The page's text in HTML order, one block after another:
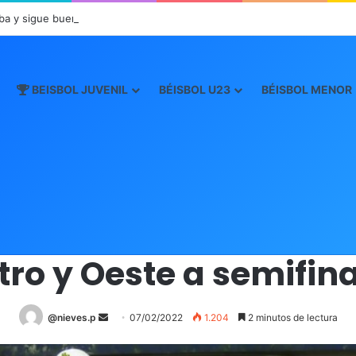
y sigue buen paso en JCDC
BEISBOL JUVENIL BÉISBOL U23 BÉISBOL MENOR
y Oeste a
@nieves.p
S
07/02/2022 1.204 2 minutos de lectura